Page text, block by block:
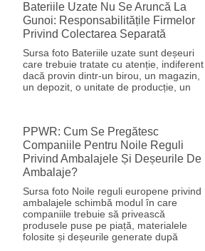
Bateriile Uzate Nu Se Aruncă La
Gunoi: Responsabilitățile Firmelor
Privind Colectarea Separată
Sursa foto Bateriile uzate sunt deșeuri
care trebuie tratate cu atenție, indiferent
dacă provin dintr-un birou, un magazin,
un depozit, o unitate de producție, un
PPWR: Cum Se Pregătesc
Companiile Pentru Noile Reguli
Privind Ambalajele Și Deșeurile De
Ambalaje?
Sursa foto Noile reguli europene privind
ambalajele schimbă modul în care
companiile trebuie să privească
produsele puse pe piață, materialele
folosite și deșeurile generate după